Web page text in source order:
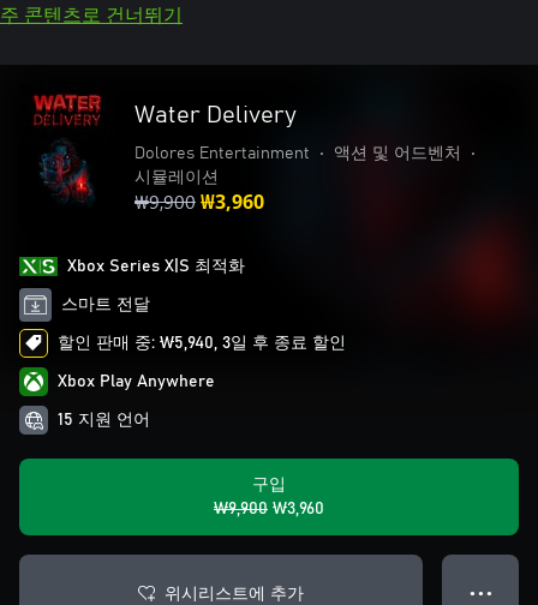
주 콘텐츠로 건너뛰기
Water Delivery
Dolores Entertainment • 액션 및 어드벤처
•
시뮬레이션
₩9,900₩3,960
Xbox Series X|S 최적화
스마트 전달
할인 판매 중: ₩5,940, 3일 후 종료 할인
Xbox Play Anywhere
15 지원 언어
구입
₩9,900 ₩3,960
위시리스트에 추가 ● ● ●